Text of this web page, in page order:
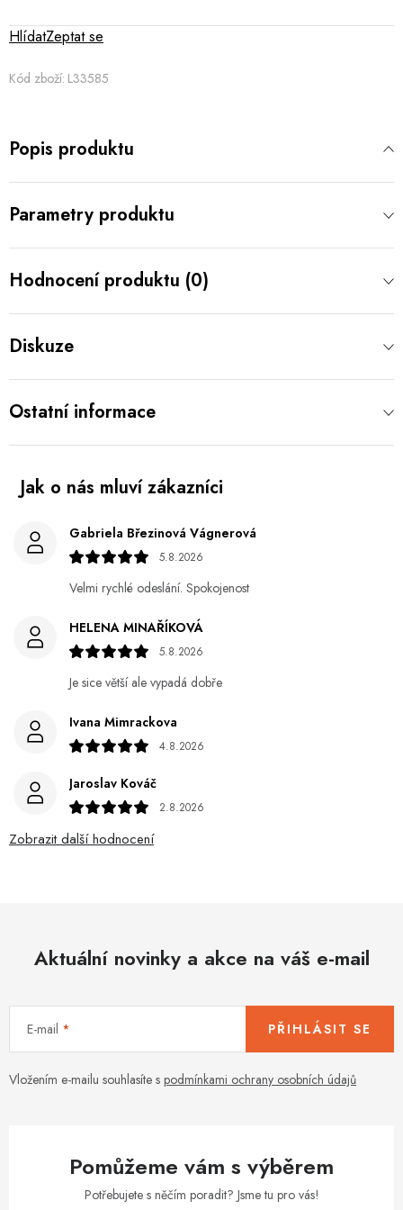
Kód zboží: L33585
Zeptat se
Hlídat
Popis produktu
Parametry produktu
Hodnocení produktu (0)
Diskuze
Ostatní informace
Gabriela Březinová Vágnerová
5.8.2026
Velmi rychlé odeslání. Spokojenost
HELENA MINAŘÍKOVÁ
5.8.2026
Je sice větší ale vypadá dobře
Ivana Mimrackova
4.8.2026
Jaroslav Kováč
2.8.2026
Zobrazit další hodnocení
Aktuální novinky a akce na váš e-mail
E-mail
Vložením e-mailu souhlasíte s podmínkami ochrany osobních údajů
PŘIHLÁSIT SE
Pomůžeme vám s výběrem
Potřebujete s něčím poradit? Jsme tu pro vás!